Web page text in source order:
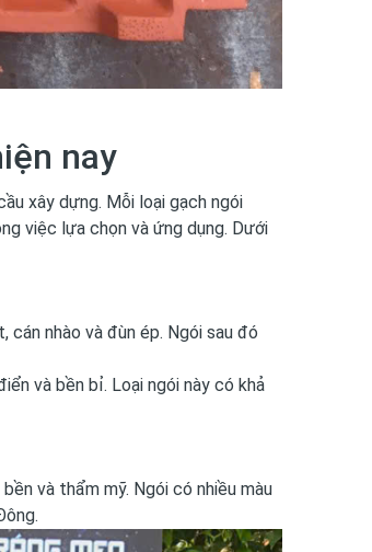
nay
xây dựng. Mỗi loại gạch ngói
việc lựa chọn và ứng dụng. Dưới
nhào và đùn ép. Ngói sau đó
và bền bỉ. Loại ngói này có khả
và thẩm mỹ. Ngói có nhiều màu